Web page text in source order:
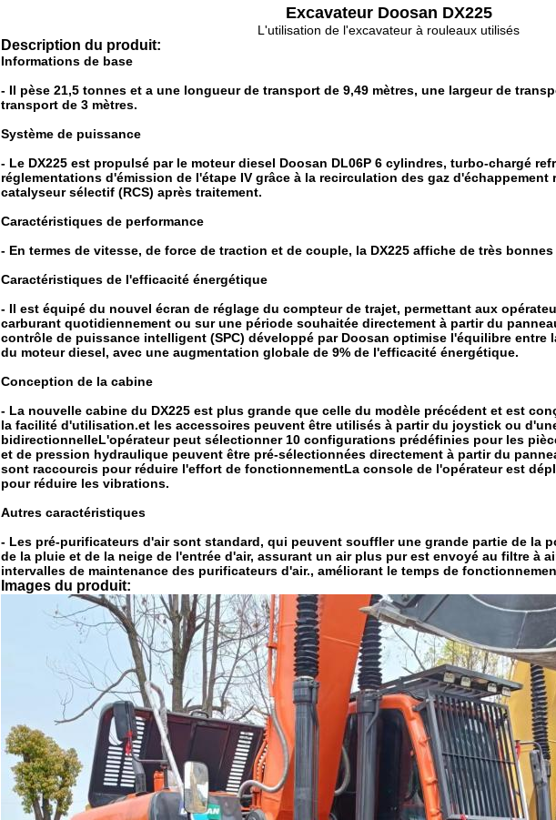
Excavateur Doosan DX225
L'utilisation de l'excavateur à rouleaux utilisés
Description du produit:
Informations de base
- Il pèse 21,5 tonnes et a une longueur de transport de 9,49 mètres, une largeur de
transport de 3 mètres.
Système de puissance
- Le DX225 est propulsé par le moteur diesel Doosan DL06P 6 cylindres, turbo-chargé
réglementations d'émission de l'étape IV grâce à la recirculation des gaz d'échappement
catalyseur sélectif (RCS) après traitement.
Caractéristiques de performance
- En termes de vitesse, de force de traction et de couple, la DX225 affiche de très
Caractéristiques de l'efficacité énergétique
- Il est équipé du nouvel écran de réglage du compteur de trajet, permettant aux
carburant quotidiennement ou sur une période souhaitée directement à partir du
contrôle de puissance intelligent (SPC) développé par Doosan optimise l'équilibre entre
du moteur diesel, avec une augmentation globale de 9% de l'efficacité énergétique.
Conception de la cabine
- La nouvelle cabine du DX225 est plus grande que celle du modèle précédent et est
la facilité d'utilisation.et les accessoires peuvent être utilisés à partir du joystick ou
bidirectionnelleL'opérateur peut sélectionner 10 configurations prédéfinies pour les
et de pression hydraulique peuvent être pré-sélectionnées directement à partir du
sont raccourcis pour réduire l'effort de fonctionnementLa console de l'opérateur est
pour réduire les vibrations.
Autres caractéristiques
- Les pré-purificateurs d'air sont standard, qui peuvent souffler une grande partie de la
de la pluie et de la neige de l'entrée d'air, assurant un air plus pur est envoyé au filtre à
intervalles de maintenance des purificateurs d'air., améliorant le temps de
Images du produit: